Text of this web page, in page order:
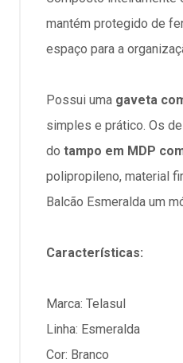
mantém protegido de
espaço para a
Possui uma gaveta
simples e prático. Os
do tampo em MDP
polipropileno, material
Balcão Esmeralda um
Características:
Marca: Telasul
Linha: Esmeralda
Cor: Branco